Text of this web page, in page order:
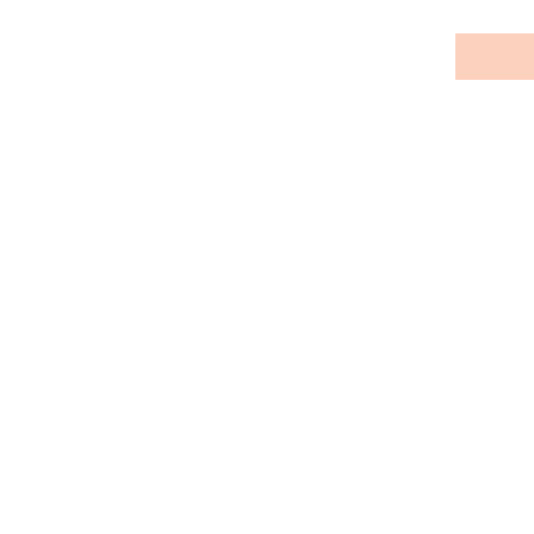
九十九里
はもち
景と水平